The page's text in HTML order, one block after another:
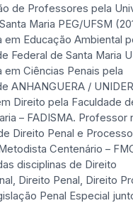
de Professores pela
Maria PEG/UFSM
em Educação Ambiental
Federal de Santa Maria
em Ciências Penais pela
ANHANGUERA /
Direito pela Faculdade
– FADISMA. Professor
Direito Penal e
Centenário –
disciplinas de Direito
Direito Penal, Direito
Penal Especial